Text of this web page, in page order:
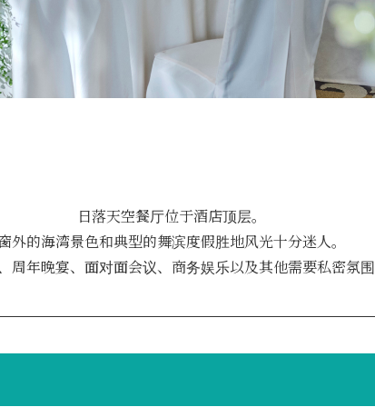
日落天空餐厅位于酒店顶层。
外的海湾景色和典型的舞滨度假胜地风光十分迷人。
周年晚宴、面对面会议、商务娱乐以及其他需要私密氛